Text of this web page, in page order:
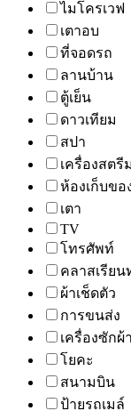
ไมโครเวฟ
เตาอบ
ที่จอดรถ
ลานบ้าน
ตู้เย็น
ดาวเทียม
สปา
เครื่องสตรีม
ห้องเก็บขอ
เตา
TV
โทรศัพท์
คลาสเรียน
ผ้าเช็ดตัว
การขนส่ง
เครื่องซักผ้า
โยคะ
สนามบิน
ป้ายรถเมล์